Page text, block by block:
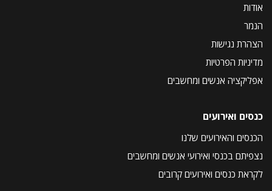
אודות
הנמר
הצהרת נגישות
מדיניות הפרטיות
אפליקציה אנשים ומחשבים
כנסים ואירועים
הכנסים והאירועים שלנו
נצפיתם בכנסי ואירועי אנשים ומחשבים
לקראת כנסים ואירועים קרובים